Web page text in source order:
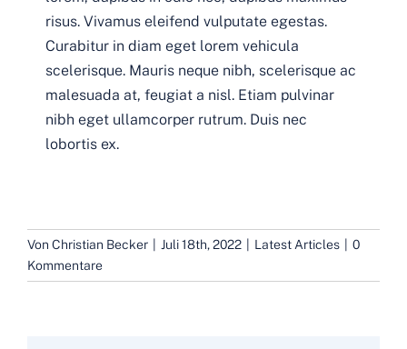
risus. Vivamus eleifend vulputate egestas.
Curabitur in diam eget lorem vehicula
scelerisque. Mauris neque nibh, scelerisque ac
malesuada at, feugiat a nisl. Etiam pulvinar
nibh eget ullamcorper rutrum. Duis nec
lobortis ex.
Von Christian Becker Juli 18th, 2022 Latest Articles
0
Kommentare